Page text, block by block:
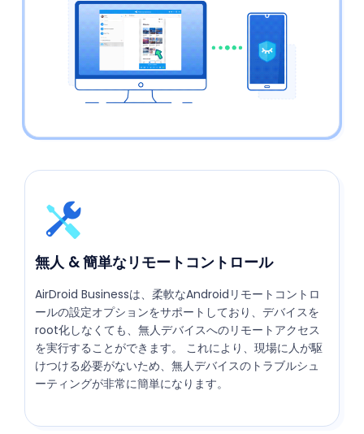
無人 & 簡単なリモートコントロール
AirDroid Businessは、柔軟なAndroidリモートコントロ
ールの設定オプションをサポートしており、デバイスを
root化しなくても、無人デバイスへのリモートアクセス
を実行することができます。 これにより、現場に人が駆
けつける必要がないため、無人デバイスのトラブルシュ
ーティングが非常に簡単になります。